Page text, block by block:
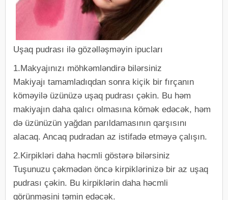
Uşaq pudrası ilə gözəlləşməyin ipucları
1.Makyajınızı möhkəmləndirə bilərsiniz
Makiyajı tamamladıqdan sonra kiçik bir fırçanın
köməyilə üzünüzə uşaq pudrası çəkin. Bu həm
makiyajın daha qalıcı olmasına kömək edəcək, həm
də üzünüzün yağdan parıldamasının qarşısını
alacaq. Ancaq pudradan az istifadə etməyə çalışın.
2.Kirpikləri daha həcmli göstərə bilərsiniz
Tuşunuzu çəkmədən öncə kirpiklərinizə bir az uşaq
pudrası çəkin. Bu kirpiklərin daha həcmli
görünməsini təmin edəcək.